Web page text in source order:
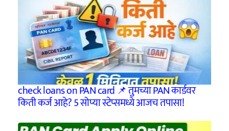
check loans on PAN card 📌 तुमच्या PAN कार्डवर
किती कर्ज आहे? 5 सोप्या स्टेप्समध्ये आजच तपासा!